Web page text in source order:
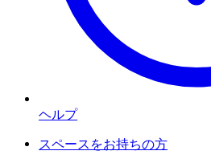
ヘルプ
スペースをお持ちの方